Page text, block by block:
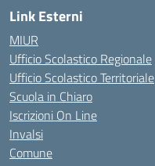
Link Esterni
MIUR
Ufficio Scolastico Regionale
Ufficio Scolastico Territoriale
Scuola in Chiaro
Iscrizioni On Line
Invalsi
Comune